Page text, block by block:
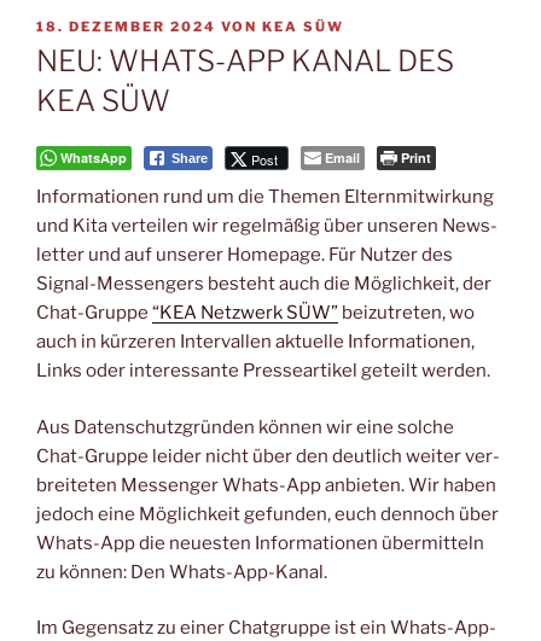
VERÖFFENTLICHT
AM
18. DEZEMBER 2024 VON KEA SÜW
NEU: WHATS-APP KANAL DES
KEA SÜW
WhatsApp Share Post Email Print
Infor­ma­tio­nen rund um die The­men Eltern­mit­wir­kung
und Kita ver­tei­len wir regel­mä­ßig über unse­ren News­
let­ter und auf unse­rer Home­page. Für Nut­zer des
Signal-Mes­sen­gers besteht auch die Mög­lich­keit, der
Chat-Grup­pe “KEA Netz­werk SÜW” bei­zu­tre­ten, wo
auch in kür­ze­ren Inter­val­len aktu­el­le Infor­ma­tio­nen,
Links oder inter­es­san­te Pres­se­ar­ti­kel geteilt werden.
Aus Daten­schutz­grün­den kön­nen wir eine sol­che
Chat-Grup­pe lei­der nicht über den deut­lich wei­ter ver­
brei­te­ten Mes­sen­ger Whats-App anbie­ten. Wir haben
jedoch eine Mög­lich­keit gefun­den, euch den­noch über
Whats-App die neu­es­ten Infor­ma­tio­nen über­mit­teln
zu kön­nen: Den Whats-App-Kanal.
Im Gegen­satz zu einer Chat­grup­pe ist ein Whats-App-